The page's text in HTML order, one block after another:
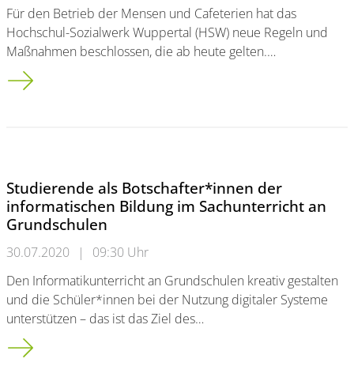
Für den Betrieb der Mensen und Cafeterien hat das
Hochschul-Sozialwerk Wuppertal (HSW) neue Regeln und
Maßnahmen beschlossen, die ab heute gelten.…
HSW gibt neue Regeln für Mensa- und Cafeteriabesuche
Studierende als Botschafter*innen der
informatischen Bildung im Sachunterricht an
Grundschulen
30.07.2020 |
09:30 Uhr
Den Informatikunterricht an Grundschulen kreativ gestalten
und die Schüler*innen bei der Nutzung digitaler Systeme
unterstützen – das ist das Ziel des…
Studierende als Botschafter*innen der informatischen